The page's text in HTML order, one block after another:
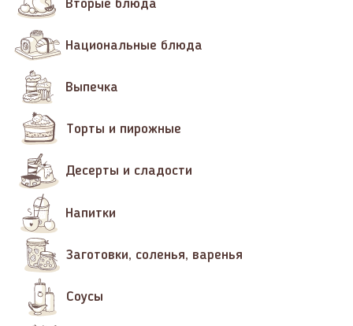
Вторые блюда
Национальные блюда
Выпечка
Торты и пирожные
Десерты и сладости
Напитки
Заготовки, соленья, варенья
Соусы